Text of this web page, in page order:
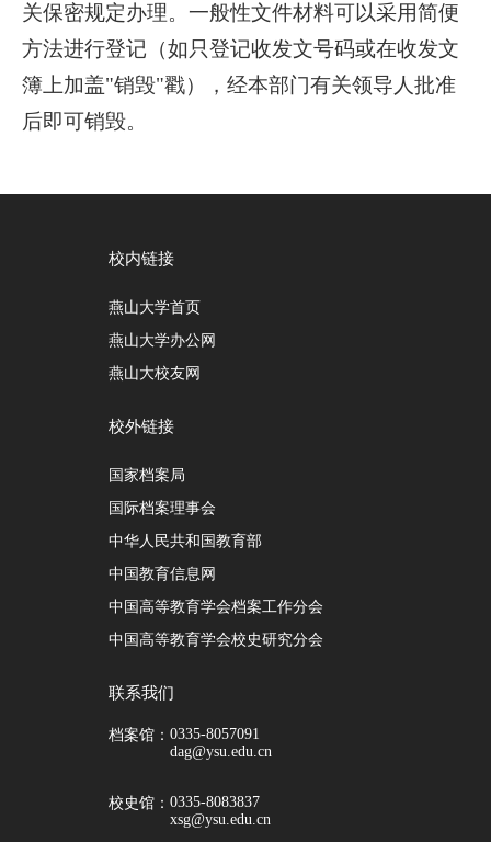
关保密规定办理。一般性文件材料可以采用简便
方法进行登记（如只登记收发文号码或在收发文
簿上加盖"销毁"戳），经本部门有关领导人批准
后即可销毁。
校内链接
燕山大学首页
燕山大学办公网
燕山大校友网
校外链接
国家档案局
国际档案理事会
中华人民共和国教育部
中国教育信息网
中国高等教育学会档案工作分会
中国高等教育学会校史研究分会
联系我们
档案馆： 0335-8057091
dag@ysu.edu.cn
校史馆： 0335-8083837
xsg@ysu.edu.cn